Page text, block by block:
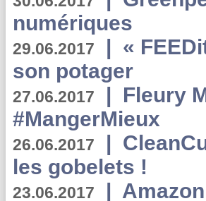
numériques
29.06.2017 | «
son potager
27.06.2017 | Fleury
#MangerMieux
26.06.2017 |
les gobelets !
23.06.2017 |